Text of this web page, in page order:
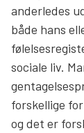
anderledes
både hans
sociale liv.
forskellige
og det er